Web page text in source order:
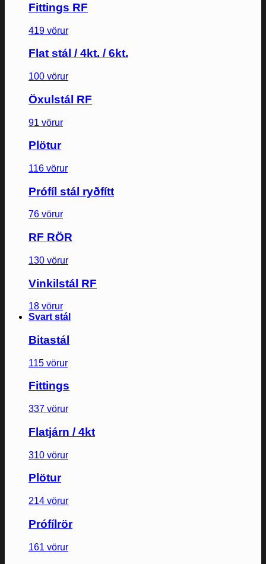
Fittings RF
419 vörur
Flat stál / 4kt. / 6kt.
100 vörur
Öxulstál RF
91 vörur
Plötur
116 vörur
Prófíl stál ryðfítt
76 vörur
RF RÖR
130 vörur
Vinkilstál RF
18 vörur
Svart stál
Bitastál
115 vörur
Fittings
337 vörur
Flatjárn / 4kt
310 vörur
Plötur
214 vörur
Prófílrör
161 vörur